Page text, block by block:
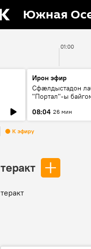
Южная
01:00
Ирон эфир
Сфæлдыстадон
"Портал"-ы
Æхсары куыстыты
08:04 26 мин
К эфиру
теракт
теракт